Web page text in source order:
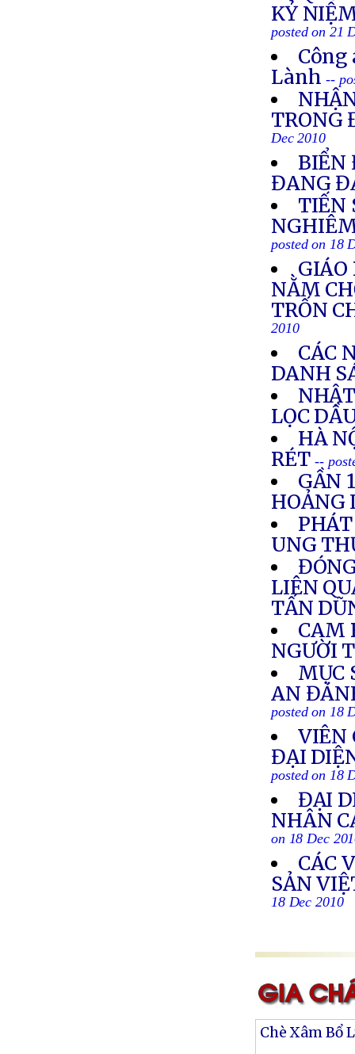
KỶ
posted on 21
Lành --
TRONG
Dec 2010
BIỂN
ĐANG
TIẾN
posted on 18
GIÁO
NẰM
TRỐN
2010
CÁC
DANH
LỌC
HÀ
RÉT--
GẦN
HOẢNG
UNG
LIÊN
TẤN
CAM
NGƯỜI
MỤC
AN
posted on 18
VIÊN
ĐẠI
posted on 18
ĐẠI
NHÂN
on 18 Dec
CÁC
SẢN
18 Dec 2010
Chè Xâm Bổ